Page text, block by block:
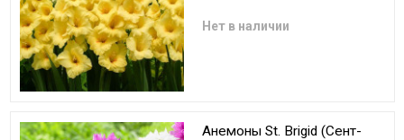
Нет в наличии
Анемоны St. Brigid (Сент-